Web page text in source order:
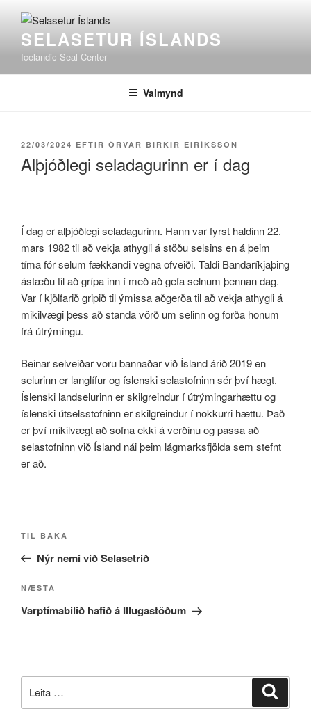
SELASETUR ÍSLANDS
Icelandic Seal Center
Valmynd
BIRT
22/03/2024 EFTIR ÖRVAR BIRKIR EIRÍKSSON
Alþjóðlegi seladagurinn er í dag
Í dag er alþjóðlegi seladagurinn. Hann var fyrst haldinn 22.
mars 1982 til að vekja athygli á stöðu selsins en á þeim
tíma fór selum fækkandi vegna ofveiði. Taldi Bandaríkjaþing
ástæðu til að grípa inn í með að gefa selnum þennan dag.
Var í kjölfarið gripið til ýmissa aðgerða til að vekja athygli á
mikilvægi þess að standa vörð um selinn og forða honum
frá útrýmingu.
Beinar selveiðar voru bannaðar við Ísland árið 2019 en
selurinn er langlífur og íslenski selastofninn sér því hægt.
Íslenski landselurinn er skilgreindur í útrýmingarhættu og
íslenski útselsstofninn er skilgreindur í nokkurri hættu. Það
er því mikilvægt að sofna ekki á verðinu og passa að
selastofninn við Ísland nái þeim lágmarksfjölda sem stefnt
er að.
Post
Fyrri
færsla
TIL BAKA
Nýr nemi við Selasetrið
Næsta
færsla
NÆSTA
Varptímabilið hafið á Illugastöðum
eftir: